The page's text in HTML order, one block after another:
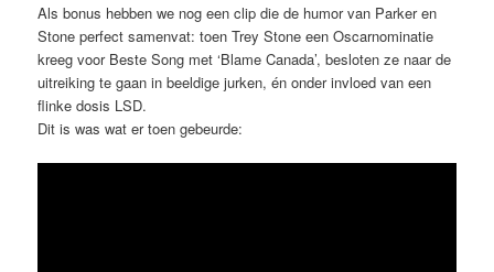
Als bonus hebben we nog een clip die de humor van Parker en
Stone perfect samenvat: toen Trey Stone een Oscarnominatie
kreeg voor Beste Song met ‘Blame Canada’, besloten ze naar de
uitreiking te gaan in beeldige jurken, én onder invloed van een
flinke dosis LSD.
Dit is was wat er toen gebeurde: